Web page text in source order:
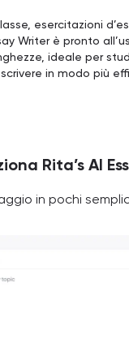
esercitazioni
Writer è pronto
ideale per
in modo più
Rita’s AI
in pochi